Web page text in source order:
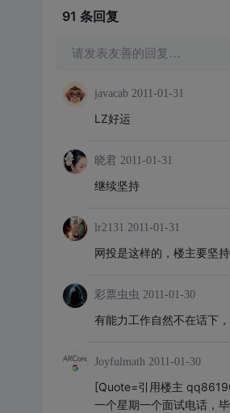
91 条回复
请发表友善的回复…
javacab 2011-01-31
LZ好运
晓君 2011-01-31
继续坚持
lr2131 2011-01-31
网投是这样的，楼主要坚
彩票虫虫 2011-01-30
有能力工作自然不在话下
Joyfulmath 2011-01-30
[Quote=引用楼主
一个星期一个面试电话，